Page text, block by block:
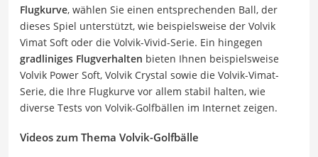
Flugkurve, wählen Sie einen entsprechenden Ball, der
dieses Spiel unterstützt, wie beispielsweise der Volvik
Vimat Soft oder die Volvik-Vivid-Serie. Ein hingegen
gradliniges Flugverhalten bieten Ihnen beispielsweise
Volvik Power Soft, Volvik Crystal sowie die Volvik-Vimat-
Serie, die Ihre Flugkurve vor allem stabil halten, wie
diverse Tests von Volvik-Golfbällen im Internet zeigen.
Videos zum Thema Volvik-Golfbälle